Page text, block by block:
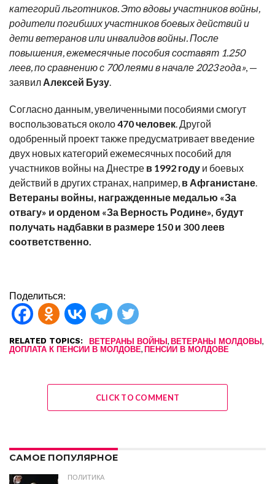
категорий льготников. Это вдовы участников войны,
родители погибших участников боевых действий и
дети ветеранов или инвалидов войны. После
повышения, ежемесячные пособия составят 1.250
леев, по сравнению с 700 леями в начале 2023 года», —
заявил Алексей Бузу
Согласно данным, увеличенными пособиями смогут
воспользоваться около470 человек . Другой
одобренный проект также предусматривает введение
двух новых категорий ежемесячных пособий для
участников войны на Днестре в 1992 году и боевых
действий в других странах, например, в Афганистане
Ветераны войны, награжденные медалью «За
отвагу» и орденом «За Верность Родине», будут
получать надбавки в размере 150 и 300 леев
соответственно.
Поделиться:
RELATED TOPICS: ВЕТЕРАНЫ ВОЙНЫ, ВЕТЕРАНЫ МОЛДОВЫ,
ДОПЛАТА К ПЕНСИИ В МОЛДОВЕ, ПЕНСИИ В МОЛДОВЕ
CLICK TO COMMENT
САМОЕ ПОПУЛЯРНОЕ
ПОЛИТИКА